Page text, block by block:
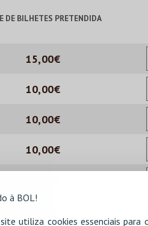
à BOL!
utiliza cookies essenciais
DE BILHETES PRETENDIDA
15,00€
10,00€
10,00€
10,00€